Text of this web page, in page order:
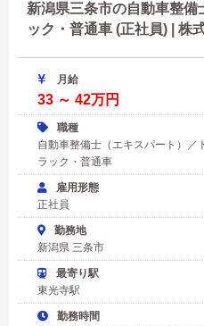
新潟県三条市の自動車整備
ック・普通車 (正社員) |
月給
33 ～ 42万円
職種
自動車整備士（エキスパート）／
ラック・普通車
雇用形態
正社員
勤務地
新潟県 三条市
最寄り駅
東光寺駅
勤務時間